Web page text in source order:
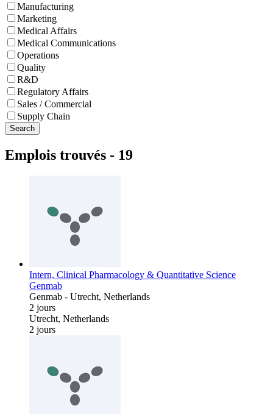
Manufacturing
Marketing
Medical Affairs
Medical Communications
Operations
Quality
R&D
Regulatory Affairs
Sales / Commercial
Supply Chain
Search
Emplois trouvés - 19
Intern, Clinical Pharmacology & Quantitative Science
Genmab
Genmab - Utrecht, Netherlands
2 jours
Utrecht, Netherlands
2 jours